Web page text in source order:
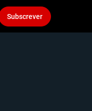
Subscrever